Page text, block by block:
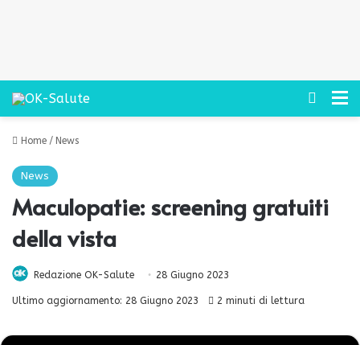
Cerca
Home / News
News
Maculopatie: screening gratuiti
della vista
Redazione OK-Salute 28 Giugno 2023
Ultimo aggiornamento: 28 Giugno 2023 2 minuti di lettura